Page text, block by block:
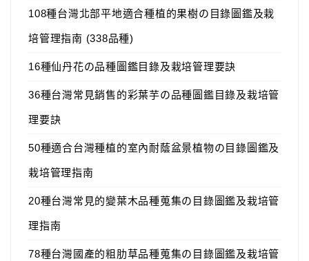
108種台灣北部平地適合種植的果樹の目錄圖鑑及栽
培管理指南 (338品種)
16種仙丹花の品種圖鑑目錄及栽培管理要訣
36種台灣常見銷售的彩葉芋の品種圖鑑目錄及栽培管
理要訣
50種適合台灣種植的室內耐蔭盆景植物の目錄圖鑑及
栽培管理指南
20種台灣常見的變葉木品種蒐集の目錄圖鑑及栽培管
理指南
78種台灣國產的粗肋草品種蒐集の目錄圖鑑及栽培管